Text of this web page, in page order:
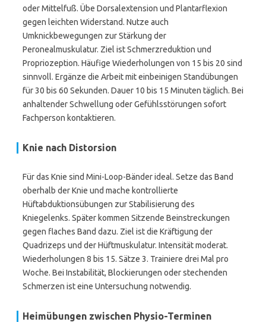
oder Mittelfuß. Übe Dorsalextension und Plantarflexion
gegen leichten Widerstand. Nutze auch
Umknickbewegungen zur Stärkung der
Peronealmuskulatur. Ziel ist Schmerzreduktion und
Propriozeption. Häufige Wiederholungen von 15 bis 20 sind
sinnvoll. Ergänze die Arbeit mit einbeinigen Standübungen
für 30 bis 60 Sekunden. Dauer 10 bis 15 Minuten täglich. Bei
anhaltender Schwellung oder Gefühlsstörungen sofort
Fachperson kontaktieren.
Knie nach Distorsion
Für das Knie sind Mini-Loop-Bänder ideal. Setze das Band
oberhalb der Knie und mache kontrollierte
Hüftabduktionsübungen zur Stabilisierung des
Kniegelenks. Später kommen Sitzende Beinstreckungen
gegen flaches Band dazu. Ziel ist die Kräftigung der
Quadrizeps und der Hüftmuskulatur. Intensität moderat.
Wiederholungen 8 bis 15. Sätze 3. Trainiere drei Mal pro
Woche. Bei Instabilität, Blockierungen oder stechenden
Schmerzen ist eine Untersuchung notwendig.
Heimübungen zwischen Physio-Terminen